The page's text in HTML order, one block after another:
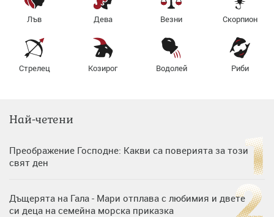
Лъв Дева Везни Скорпион
Стрелец Козирог Водолей Риби
Най-четени
Преображение Господне: Какви са поверията за този
свят ден
Дъщерята на Гала - Мари отплава с любимия и двете
си деца на семейна морска приказка